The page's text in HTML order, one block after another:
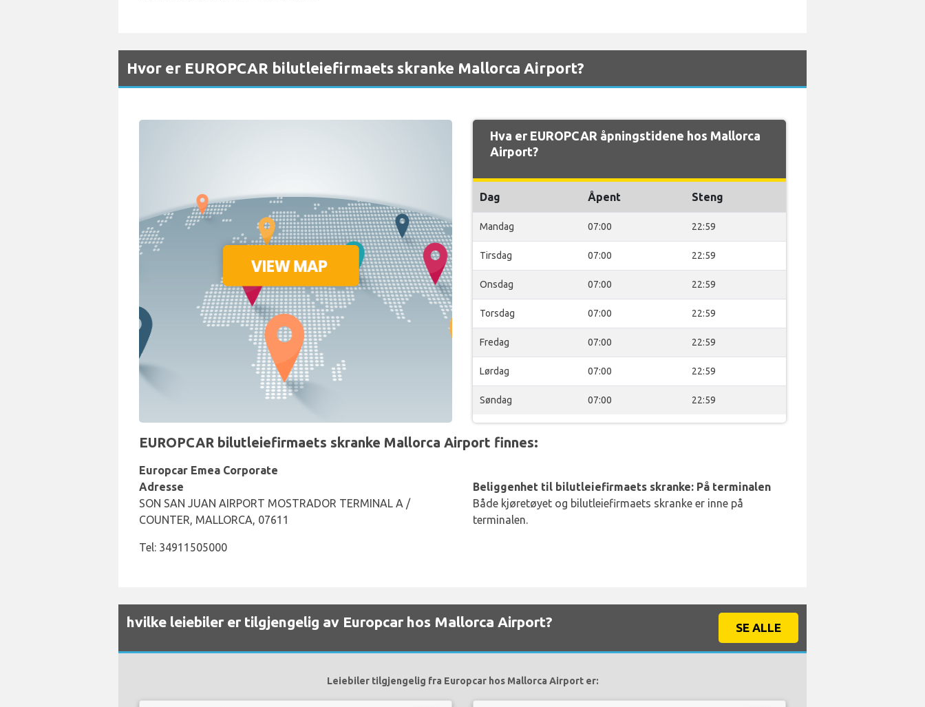
Hvor er EUROPCAR bilutleiefirmaets skranke Mallorca Airport?
Hva er EUROPCAR åpningstidene hos Mallorca
Airport?
Dag Åpent Steng
Mandag 07:00 22:59
Tirsdag 07:00 22:59
Onsdag 07:00 22:59
Torsdag 07:00 22:59
Fredag 07:00 22:59
Lørdag 07:00 22:59
Søndag 07:00 22:59
EUROPCAR bilutleiefirmaets skranke Mallorca Airport finnes:
Europcar Emea Corporate
Adresse
SON SAN JUAN AIRPORT MOSTRADOR TERMINAL A /
COUNTER, MALLORCA, 07611
Tel: 34911505000
Beliggenhet til bilutleiefirmaets skranke: På terminalen
Både kjøretøyet og bilutleiefirmaets skranke er inne på
terminalen.
hvilke leiebiler er tilgjengelig av Europcar hos Mallorca Airport? SE ALLE
Leiebiler tilgjengelig fra Europcar hos Mallorca Airport er: